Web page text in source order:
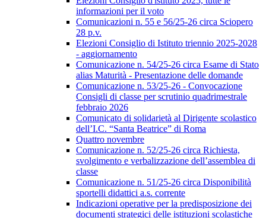
informazioni per il voto
Comunicazioni n. 55 e 56/25-26 circa Sciopero
28 p.v.
Elezioni Consiglio di Istituto triennio 2025-2028
- aggiornamento
Comunicazione n. 54/25-26 circa Esame di Stato
alias Maturità - Presentazione delle domande
Comunicazione n. 53/25-26 - Convocazione
Consigli di classe per scrutinio quadrimestrale
febbraio 2026
Comunicato di solidarietà al Dirigente scolastico
dell’I.C. “Santa Beatrice” di Roma
Quattro novembre
Comunicazione n. 52/25-26 circa Richiesta,
svolgimento e verbalizzazione dell’assemblea di
classe
Comunicazione n. 51/25-26 circa Disponibilità
sportelli didattici a.s. corrente
Indicazioni operative per la predisposizione dei
documenti strategici delle istituzioni scolastiche